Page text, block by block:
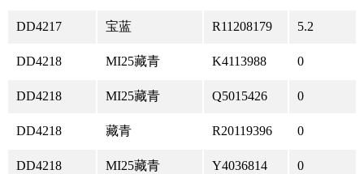
DD4217 宝蓝 R11208179 5.2
DD4218 MI25藏青 K4113988 0
DD4218 MI25藏青 Q5015426 0
DD4218 藏青 R20119396 0
DD4218 MI25藏青 Y4036814 0